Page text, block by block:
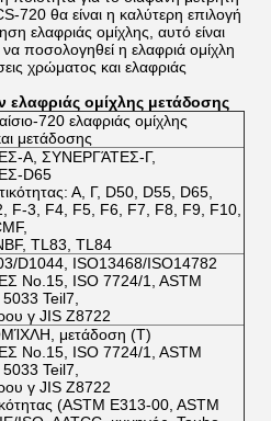
720 θα είναι η καλύτερη επιλογή
ελαφριάς ομίχλης, αυτό είναι
ποσολογηθεί η ελαφριά ομίχλη
χρώματος και ελαφριάς
ελαφριάς ομίχλης μετάδοσης
720 ελαφριάς ομίχλης
μετάδοσης
Α, ΣΥΝΕΡΓΆΤΕΣ-Γ,
D65
Α, Γ, D50, D55, D65,
F-3, F4, F5, F6, F7, F8, F9, F10,
TL83, TL84
D1044, ISO13468/ISO14782
No.15, ISO 7724/1, ASTM
Teil7,
γ JIS Z8722
μετάδοση (Τ)
No.15, ISO 7724/1, ASTM
Teil7,
γ JIS Z8722
(ASTM E313-00, ASTM